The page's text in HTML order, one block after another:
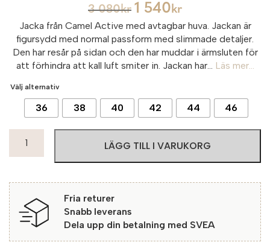
3 080kr 1 540 kr
Jacka från Camel Active med avtagbar huva. Jackan är
figursydd med normal passform med slimmade detaljer.
Den har resår på sidan och den har muddar i ärmsluten för
att förhindra att kall luft smiter in. Jackan har... Läs mer...
Välj alternativ
36 38 40 42 44 46
Lättviktsjacka
Black
mängd
LÄGG TILL I VARUKORG
Fria returer
Snabb leverans
Dela upp din betalning med SVEA